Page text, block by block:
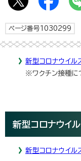
ページ番号1030299
新型コロナウイル
※ワクチン接種に
新型コロナウイ
新型コロナウイル